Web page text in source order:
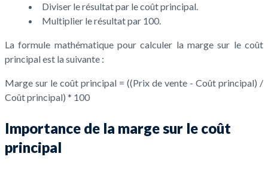
Diviser le résultat par le coût principal.
Multiplier le résultat par 100.
La formule mathématique pour calculer la marge sur le coût
principal est la suivante :
Marge sur le coût principal = ((Prix de vente - Coût principal) /
Coût principal) * 100
Importance de la marge sur le coût
principal